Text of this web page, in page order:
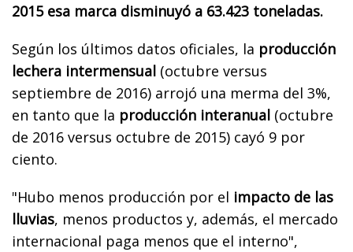
2015 esa marca disminuyó a 63.423 toneladas.
Según los últimos datos oficiales, la producción
lechera intermensual (octubre versus
septiembre de 2016) arrojó una merma del 3%,
en tanto que la producción interanual (octubre
de 2016 versus octubre de 2015) cayó 9 por
ciento.
"Hubo menos producción por el impacto de las
lluvias, menos productos y, además, el mercado
internacional paga menos que el interno",